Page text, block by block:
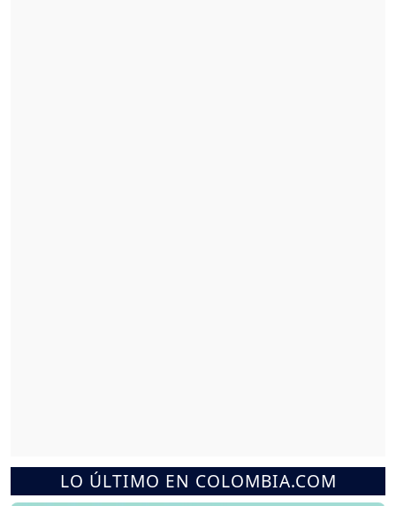
LO ÚLTIMO EN COLOMBIA.COM